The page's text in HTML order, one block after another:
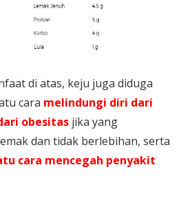
di atas, keju juga diduga
cara melindungi diri dari
obesitas jika yang
dan tidak berlebihan, serta
cara mencegah penyakit